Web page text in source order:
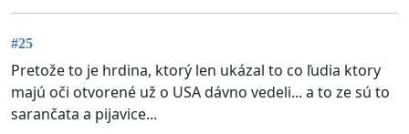
#25
Pretože to je hrdina, ktorý len ukázal to co ľudia ktory
majú oči otvorené už o USA dávno vedeli... a to ze sú to
sarančata a pijavice...